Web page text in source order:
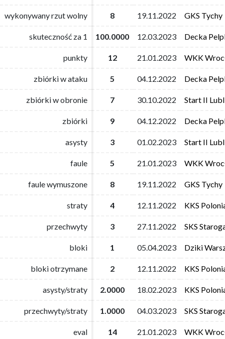
wykonywany rzut wolny 8 19.11.2022 GKS Tychy
skuteczność za 1 100.0000 12.03.2023 Decka
punkty 12 21.01.2023 WKK
zbiórki w ataku 5 04.12.2022 Decka
zbiórki w obronie 7 30.10.2022 Start II
zbiórki 9 04.12.2022 Decka
asysty 3 01.02.2023 Start II
faule 5 21.01.2023 WKK
faule wymuszone 8 19.11.2022 GKS Tychy
straty 4 12.11.2022 KKS
przechwyty 3 27.11.2022 SKS
bloki 1 05.04.2023 Dziki
bloki otrzymane 2 12.11.2022 KKS
asysty/straty 2.0000 18.02.2023 KKS
przechwyty/straty 1.0000 04.03.2023 SKS
eval 14 21.01.2023 WKK
wykonywany rzut wolny 8 19.11.2022 GKS Tychy
skuteczność za 1 100.0000 12.03.2023 Decka
punkty 12 21.01.2023 WKK
zbiórki w ataku 5 04.12.2022 Decka
zbiórki w obronie 7 30.10.2022 Start II
zbiórki 9 04.12.2022 Decka
asysty 3 01.02.2023 Start II
faule 5 21.01.2023 WKK
faule wymuszone 8 19.11.2022 GKS Tychy
straty 4 12.11.2022 KKS
przechwyty 3 27.11.2022 SKS
bloki 1 05.04.2023 Dziki
bloki otrzymane 2 12.11.2022 KKS
asysty/straty 2.0000 18.02.2023 KKS
przechwyty/straty 1.0000 04.03.2023 SKS
eval 14 21.01.2023 WKK